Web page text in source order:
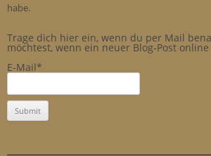
habe.
Trage dich hier ein, wenn du per Mail
möchtest, wenn ein neuer Blog-Post
E-Mail*